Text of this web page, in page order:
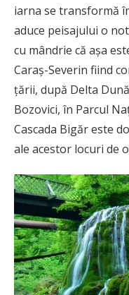
iarna se transformă
aduce peisajului o
cu mândrie că așa
Caraș-Severin fiind
țării, după Delta
Bozovici, în Parcul
Cascada Bigăr este
ale acestor locuri de